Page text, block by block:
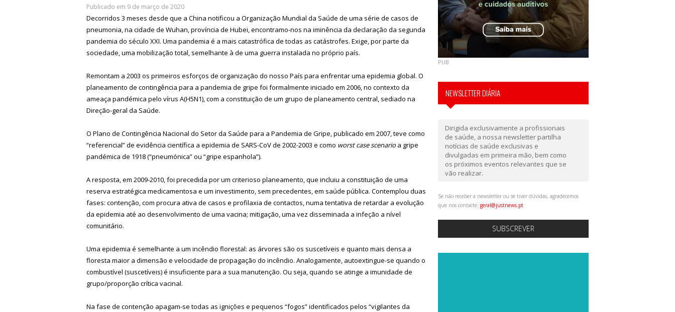
Publicado em 9 de março de 2020
Decorridos 3 meses desde que a China notificou a Organização Mundial da Saúde de uma série de casos de
pneumonia, na cidade de Wuhan, província de Hubei, encontramo-nos na iminência da declaração da segunda
pandemia do século XXI. Uma pandemia é a mais catastrófica de todas as catástrofes. Exige, por parte da
sociedade, uma mobilização total, semelhante à de uma guerra instalada no próprio país.
Remontam a 2003 os primeiros esforços de organização do nosso País para enfrentar uma epidemia global. O
planeamento de contingência para a pandemia de gripe foi formalmente iniciado em 2006, no contexto da
ameaça pandémica pelo vírus A(H5N1), com a constituição de um grupo de planeamento central, sediado na
Direção-geral da Saúde.
O Plano de Contingência Nacional do Setor da Saúde para a Pandemia de Gripe, publicado em 2007, teve como
“referencial” de evidência científica a epidemia de SARS-CoV de 2002-2003 e como worst case scenarioa gripe
pandémica de 1918 (“pneumónica” ou “gripe espanhola”).
A resposta, em 2009-2010, foi precedida por um criterioso planeamento, que incluiu a constituição de uma
reserva estratégica medicamentosa e um investimento, sem precedentes, em saúde pública. Contemplou duas
fases: contenção, com procura ativa de casos e profilaxia de contactos, numa tentativa de retardar a evolução
da epidemia até ao desenvolvimento de uma vacina; mitigação, uma vez disseminada a infeção a nível
comunitário.
Uma epidemia é semelhante a um incêndio florestal: as árvores são os suscetíveis e quanto mais densa a
floresta maior a dimensão e velocidade de propagação do incêndio. Analogamente, autoextingue-se quando o
combustível (suscetíveis) é insuficiente para a sua manutenção. Ou seja, quando se atinge a imunidade de
grupo/proporção crítica vacinal.
Na fase de contenção apagam-se todas as ignições e pequenos “fogos” identificados pelos “vigilantes da
PUB
NEWSLETTER DIÁRIA
Dirigida exclusivamente a profissionais
de saúde, a nossa newsletter partilha
notícias de saúde exclusivas e
divulgadas em primeira mão, bem como
os próximos eventos relevantes que se
vão realizar.
Se não receber a newsletter ou se tiver dúvidas, agradecemos
que nos contacte: geral@justnews.pt
SUBSCREVER